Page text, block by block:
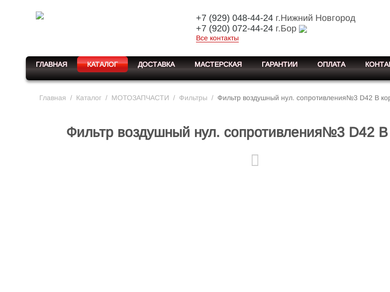
+7 (929) 048-44-24г.Нижний Новгород
+7 (920) 072-44-24г.Бор
Все контакты
ГЛАВНАЯ КАТАЛОГ ДОСТАВКА МАСТЕРСКАЯ ГАРАНТИИ ОПЛАТА
Главная / Каталог / МОТОЗАПЧАСТИ / Фильтры / Фильтр воздушный нул. сопротивления№3 D42 В
Фильтр воздушный нул. сопротивления№3 D42 В